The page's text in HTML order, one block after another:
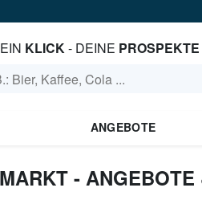
EIN KLICK- DEINE PROSPEKTE
ANGEBOTE
-